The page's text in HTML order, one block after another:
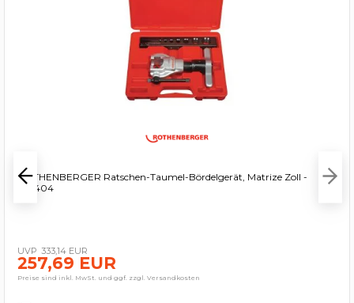
ROTHENBERGER Ratschen-Taumel-Bördelgerät, Matrize Zoll -
222404
333,14 EUR
257,69 EUR
Preise sind inkl. MwSt. und ggf. zzgl. Versandkosten